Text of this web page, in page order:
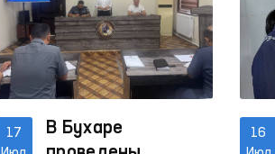
17
В Бухаре
16